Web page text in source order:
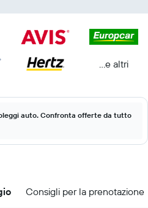
...e altri
auto. Confronta offerte da tutto
Consigli per la prenotazione